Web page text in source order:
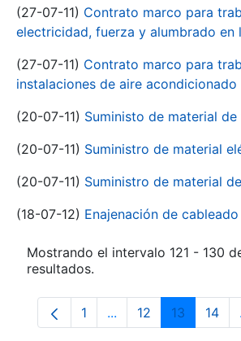
(27-07-11) Contrato marco para
electricidad, fuerza y alumbrado en
(27-07-11) Contrato marco para
instalaciones de aire acondicionado
(20-07-11) Suministo de material
(20-07-11) Suministro de material
(20-07-11) Suministro de material
(18-07-12) Enajenación de
Mostrando el intervalo 121 - 130
resultados.
Página
1 ...Páginas intermedias
Página
12 Página
13 14